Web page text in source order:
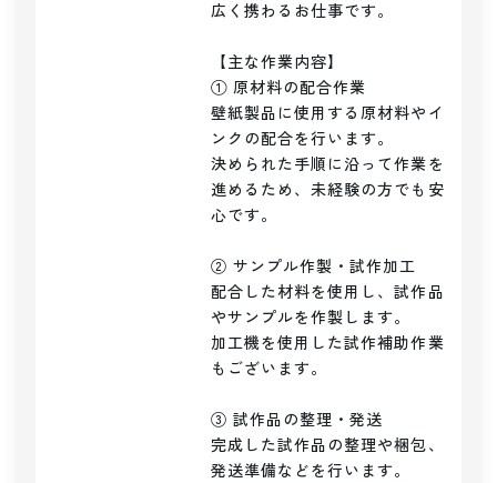
広く携わるお仕事です。
【主な作業内容】
① 原材料の配合作業
壁紙製品に使用する原材料やイ
ンクの配合を行います。
決められた手順に沿って作業を
進めるため、未経験の方でも安
心です。
② サンプル作製・試作加工
配合した材料を使用し、試作品
やサンプルを作製します。
加工機を使用した試作補助作業
もございます。
③ 試作品の整理・発送
完成した試作品の整理や梱包、
発送準備などを行います。